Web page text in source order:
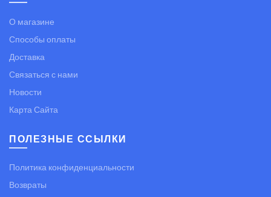
О магазине
Способы оплаты
Доставка
Связаться с нами
Новости
Карта Сайта
ПОЛЕЗНЫЕ ССЫЛКИ
Политика конфиденциальности
Возвраты